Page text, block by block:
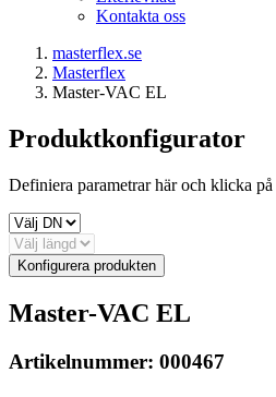
Kontakta oss
masterflex.se
Masterflex
Master-VAC EL
Produktkonfigurator
Definiera parametrar här och klicka
Konfigurera produkten
Master-VAC EL
Artikelnummer: 000467